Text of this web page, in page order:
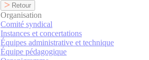
Retour
Organisation
Comité syndical
Instances et concertations
Équipes administrative et technique
Équipe pédagogique